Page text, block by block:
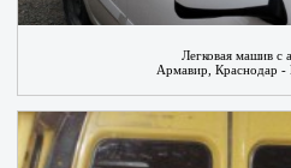
Легковая машив с
Армавир, Краснодар -